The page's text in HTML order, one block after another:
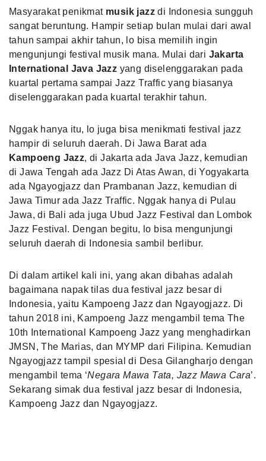
Masyarakat penikmat musik jazz di Indonesia sungguh
sangat beruntung. Hampir setiap bulan mulai dari awal
tahun sampai akhir tahun, lo bisa memilih ingin
mengunjungi festival musik mana. Mulai dari Jakarta
International Java Jazz yang diselenggarakan pada
kuartal pertama sampai Jazz Traffic yang biasanya
diselenggarakan pada kuartal terakhir tahun.
Nggak hanya itu, lo juga bisa menikmati festival jazz
hampir di seluruh daerah. Di Jawa Barat ada
Kampoeng Jazz, di Jakarta ada Java Jazz, kemudian
di Jawa Tengah ada Jazz Di Atas Awan, di Yogyakarta
ada Ngayogjazz dan Prambanan Jazz, kemudian di
Jawa Timur ada Jazz Traffic. Nggak hanya di Pulau
Jawa, di Bali ada juga Ubud Jazz Festival dan Lombok
Jazz Festival. Dengan begitu, lo bisa mengunjungi
seluruh daerah di Indonesia sambil berlibur.
Di dalam artikel kali ini, yang akan dibahas adalah
bagaimana napak tilas dua festival jazz besar di
Indonesia, yaitu Kampoeng Jazz dan Ngayogjazz. Di
tahun 2018 ini, Kampoeng Jazz mengambil tema The
10th International Kampoeng Jazz yang menghadirkan
JMSN, The Marias, dan MYMP dari Filipina. Kemudian
Ngayogjazz tampil spesial di Desa Gilangharjo dengan
mengambil tema ‘Negara Mawa Tata, Jazz Mawa Cara’.
Sekarang simak dua festival jazz besar di Indonesia,
Kampoeng Jazz dan Ngayogjazz.